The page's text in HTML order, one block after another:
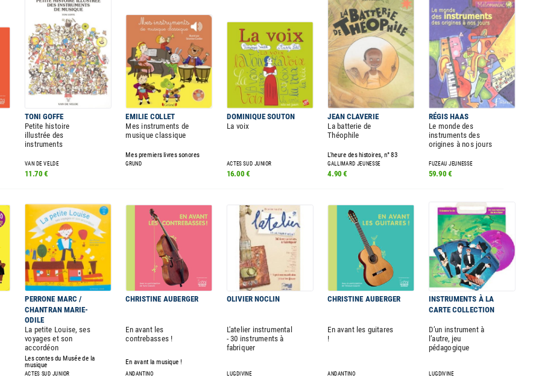
TONI GOFFE EMILIE COLLET DOMINIQUE SOUTON JEAN CLAVERIE RÉGIS HAAS
Petite histoire
illustrée des
instruments
Mes instruments de
musique classique
La voix
La batterie de
Théophile
Le monde des
instruments des
origines à nos jours
Mes premiers livres sonores L'heure des histoires, n° 83
VAN DE VELDE GRUND ACTES SUD JUNIOR GALLIMARD JEUNESSE FUZEAU JEUNESSE
11.70 € 16.00 € 4.90 € 59.90 €
PERRONE MARC /
CHANTRAN MARIE-
ODILE
CHRISTINE AUBERGER OLIVIER NOCLIN CHRISTINE AUBERGER
INSTRUMENTS À LA
CARTE COLLECTION
La petite Louise, ses
voyages et son
accordéon
En avant les
contrebasses !
L'atelier instrumental
- 30 instruments à
fabriquer
En avant les guitares
!
D’un instrument à
l’autre, jeu
pédagogique
Les contes du Musée de la
musique En avant la musique !
ACTES SUD JUNIOR ANDANTINO LUGDIVINE ANDANTINO LUGDIVINE